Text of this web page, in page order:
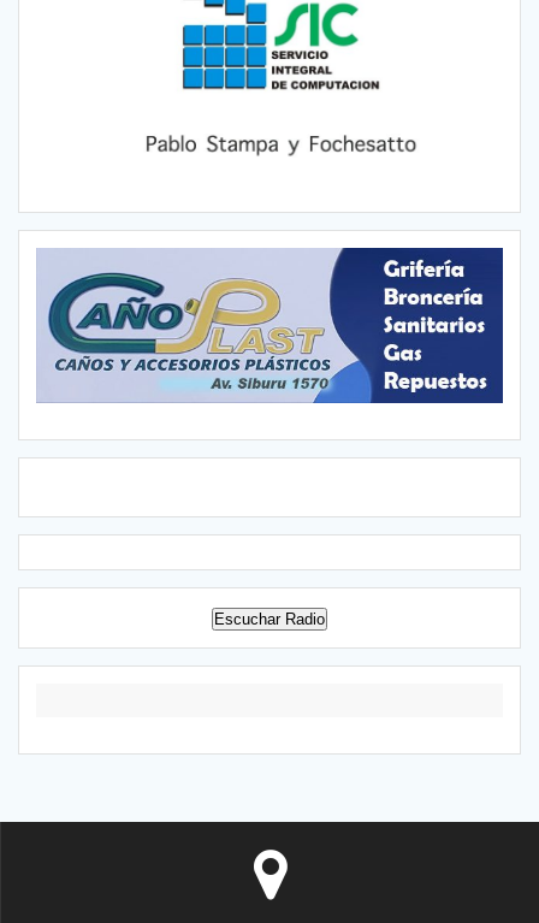
Escuchar Radio